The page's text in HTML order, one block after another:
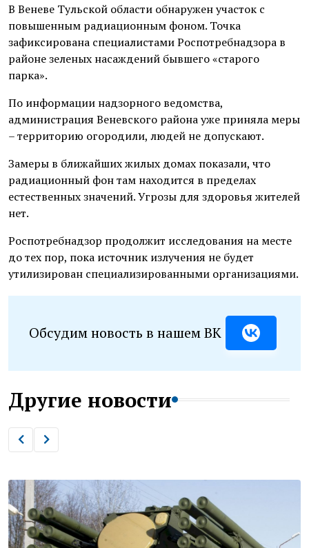
В Веневе Тульской области обнаружен участок с
повышенным радиационным фоном. Точка
зафиксирована специалистами Роспотребнадзора в
районе зеленых насаждений бывшего «старого
парка».
По информации надзорного ведомства,
администрация Веневского района уже приняла меры
– территорию огородили, людей не допускают.
Замеры в ближайших жилых домах показали, что
радиационный фон там находится в пределах
естественных значений. Угрозы для здоровья жителей
нет.
Роспотребнадзор продолжит исследования на месте
до тех пор, пока источник излучения не будет
утилизирован специализированными организациями.
Обсудим новость в нашем ВК
Другие новости